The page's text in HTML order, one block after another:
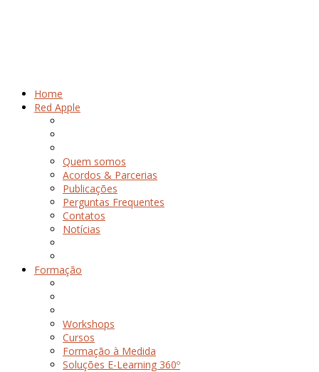
Home
Red Apple
Quem somos
Acordos & Parcerias
Publicações
Perguntas Frequentes
Contatos
Notícias
Formação
Workshops
Cursos
Formação à Medida
Soluções E-Learning 360º